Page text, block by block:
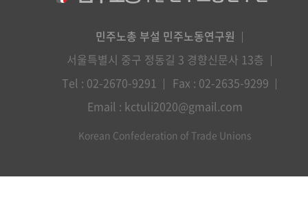
민주노총 부설 민주노동연구원
서울특별시 중구 정동길 3 경향신문사 13층
Tel : 02-2670-9291
Fax : 02-2635-9299
Email : kctuli2020@gmail.com
Korean Confederation of Trade Unions